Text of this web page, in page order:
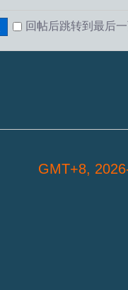
回帖后跳转到最后
GMT+8,